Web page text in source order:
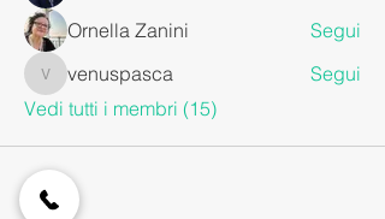
Ornella Zanini
Segui
venuspasca
venuspasca
Segui
Vedi tutti i membri (15)